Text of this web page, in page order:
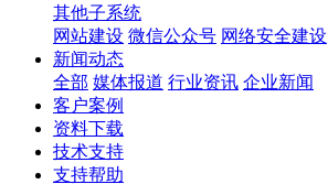
其他子系统
网站建设 微信公众号 网络安全建设
新闻动态
全部 媒体报道 行业资讯 企业新闻
客户案例
资料下载
技术支持
支持帮助